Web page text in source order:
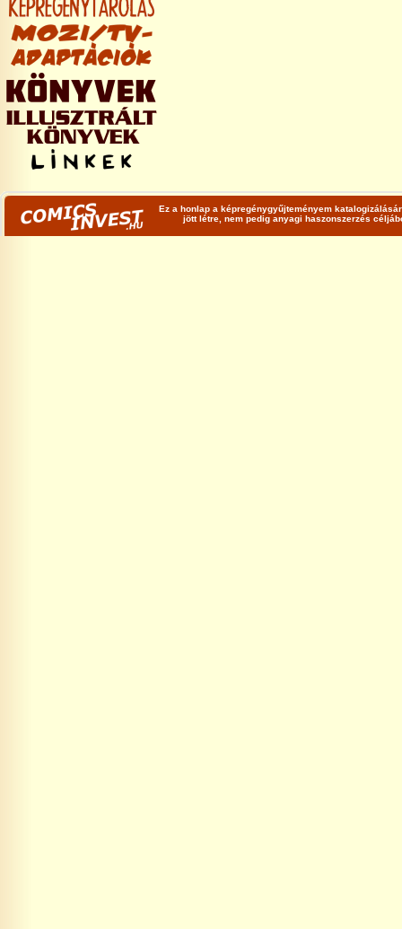
Ez a honlap a képregénygyűjteményem
jött létre, nem pedig anyagi haszonszerzés